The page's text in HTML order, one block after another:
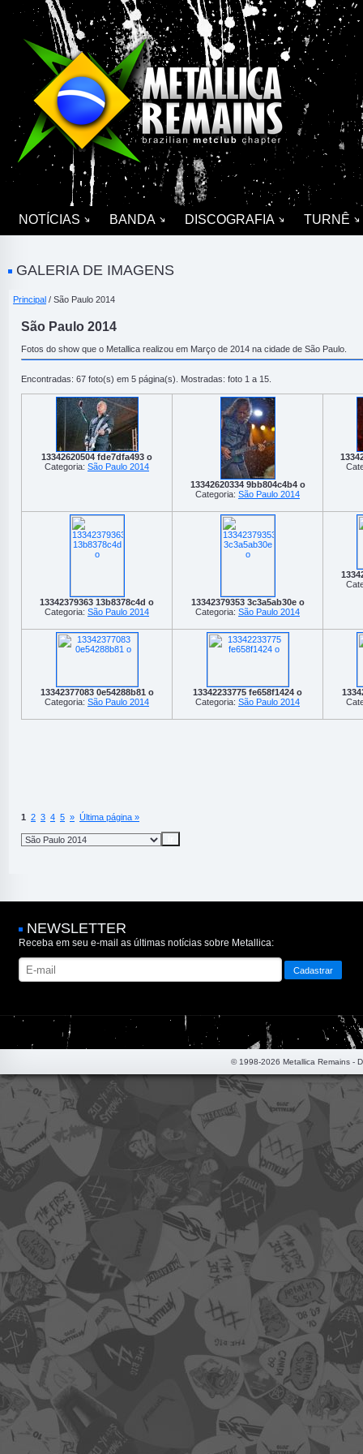
NOTÍCIAS BANDA DISCOGRAFIA TURNÊ
GALERIA DE IMAGENS
Principal / São Paulo 2014
São Paulo 2014
Fotos do show que o Metallica realizou em Março de 2014 na cidade de São Paulo.
Encontradas: 67 foto(s) em 5 página(s). Mostradas: foto 1 a 15.
13342620504 fde7dfa493 o
Categoria: São Paulo 2014
13342620334 9bb804c4b4 o
Categoria: São Paulo 2014
13342379363 13b8378c4d o
Categoria: São Paulo 2014
13342379353 3c3a5ab30e o
Categoria: São Paulo 2014
13342377083 0e54288b81 o
Categoria: São Paulo 2014
13342233775 fe658f1424 o
Categoria: São Paulo 2014
1 2 3 4 5 » Última página »
NEWSLETTER
Receba em seu e-mail as últimas notícias sobre Metallica:
© 1998-2026 Metallica Remains -